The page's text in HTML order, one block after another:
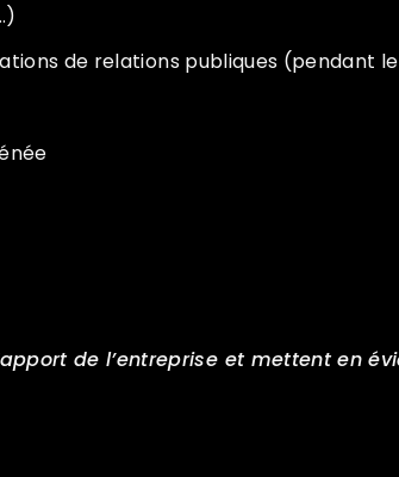
de relations publiques (pendant
de l’entreprise et mettent en